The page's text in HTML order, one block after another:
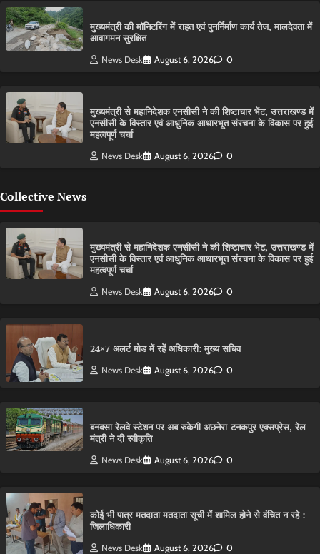
मुख्यमंत्री की मॉनिटरिंग में राहत एवं पुनर्निर्माण कार्य तेज, मालदेवता में
आवागमन सुरक्षित
News Desk August 6, 2026 0
मुख्यमंत्री से महानिदेशक एनसीसी ने की शिष्टाचार भेंट, उत्तराखण्ड में
एनसीसी के विस्तार एवं आधुनिक आधारभूत संरचना के विकास पर हुई
महत्वपूर्ण चर्चा
News Desk August 6, 2026 0
Collective News
मुख्यमंत्री से महानिदेशक एनसीसी ने की शिष्टाचार भेंट, उत्तराखण्ड में
एनसीसी के विस्तार एवं आधुनिक आधारभूत संरचना के विकास पर हुई
महत्वपूर्ण चर्चा
News Desk August 6, 2026 0
24×7 अलर्ट मोड में रहें अधिकारी: मुख्य सचिव
News Desk August 6, 2026 0
बनबसा रेलवे स्टेशन पर अब रुकेगी अछनेरा-टनकपुर एक्सप्रेस, रेल
मंत्री ने दी स्वीकृति
News Desk August 6, 2026 0
कोई भी पात्र मतदाता मतदाता सूची में शामिल होने से वंचित न रहे :
जिलाधिकारी
News Desk August 6, 2026 0